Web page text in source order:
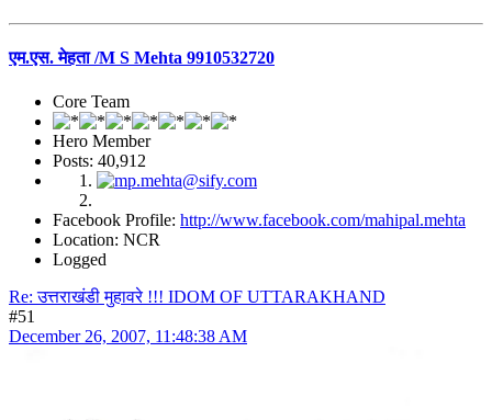
एम.एस. मेहता /M S Mehta 9910532720
Core Team
Hero Member
Posts: 40,912
Facebook Profile: http://www.facebook.com/mahipal.mehta
Location: NCR
Logged
Re: उत्तराखंडी मुहावरे !!! IDOM OF UTTARAKHAND
#51
December 26, 2007, 11:48:38 AM